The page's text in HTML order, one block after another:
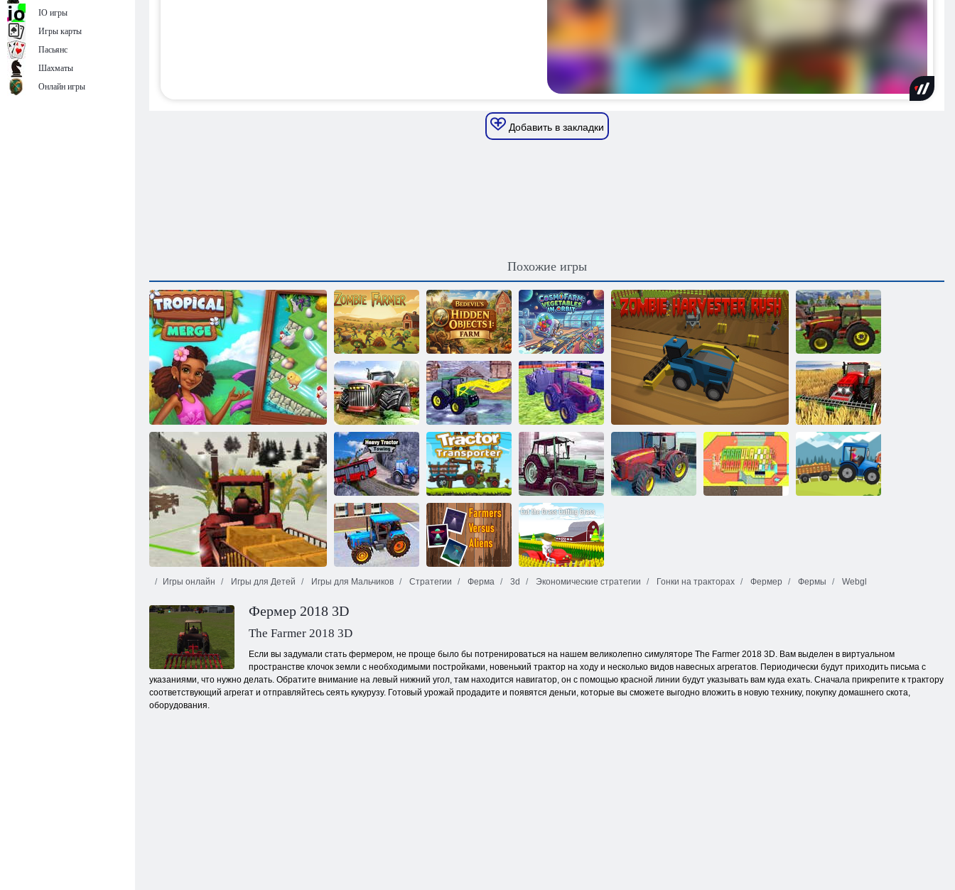
Добавить в закладки
Похожие игры
Тропическое слияние
Зомби-фермер
Поиск
объектов:
ферма
Космическая
ферма: Овощи
на орбите
Трактор
Сельхозтехника
2018
Трактор 3D
Симулятор
современной
фермы США
Симулятор внедорожного трактора 2022:
Грузовой драйв
Трактор
Городской
Мусор 2022
Симулятор
фермы
Буксировка
тяжелого
трактора
Транспортировка
трактором
Воздушная
парковка
трактора
Игры онлайн Игры для Детей Игры для Мальчиков Стратегии Ферма 3d Экономические стратегии Гонки на тракторах Фермер Фермы Webgl
Фермер 2018 3D
The Farmer 2018 3D
Если вы задумали стать фермером, не проще было бы потренироваться на нашем великолепно симуляторе The Farmer 2018 3D. Вам выделен в виртуальном
пространстве клочок земли с необходимыми постройками, новенький трактор на ходу и несколько видов навесных агрегатов. Периодически будут приходить письма с
указаниями, что нужно делать. Обратите внимание на левый нижний угол, там находится навигатор, он с помощью красной линии будут указывать вам куда ехать. Сначала прикрепите к трактору
соответствующий агрегат и отправляйтесь сеять кукурузу. Готовый урожай продадите и появятся деньги, которые вы сможете выгодно вложить в новую технику, покупку домашнего скота,
оборудования.
IO игры
Игры карты
Пасьянс
Шахматы
Онлайн игры